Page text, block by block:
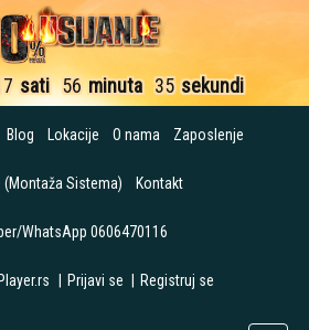
sati 56 minuta 34 sekunde
Blog Lokacije O nama Zaposlenje
(Montaža Sistema) Kontakt
WhatsApp 0606470116
Prijavi se Registruj se